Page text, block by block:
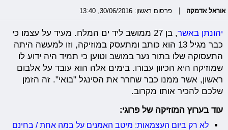
אוראל אדמקה פרסום ראשון: 30/06/2016, 13:40
יהונתן באשר
, בן 27 ממושב ליד ים המלח. מעיד על עצמו כי
כבר מגיל 13 הוא כותב ומתעסק במוזיקה, וזו למעשה היתה
התעסוקה שלו בתור נער במושב וטוען כי תמיד היה ידוע לו
שמוזיקה היא הכיוון עבורו. בימים אלה הוא עובד על אלבום
ראשון, אשר ממנו כבר שחרר את הסינגל "בואי". זה הזמן
שלכם להכיר אותו מקרוב.
עוד בערוץ המוזיקה של פרוגי:
לא רק ביום העצמאות: מיטב האמנים על במה אחת / בחינם